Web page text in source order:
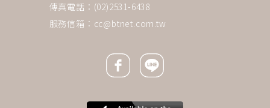
傳真電話：(02)2531-6438
服務信箱： cc@btnet.com.tw
Facebook icon
Line icon